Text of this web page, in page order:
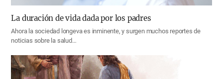
La duración de vida dada por los padres
Ahora la sociedad longeva es inminente, y surgen muchos reportes de
noticias sobre la salud…